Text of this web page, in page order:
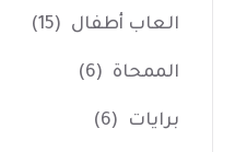
العاب أطفال (15)
الممحاة (6)
برايات (6)